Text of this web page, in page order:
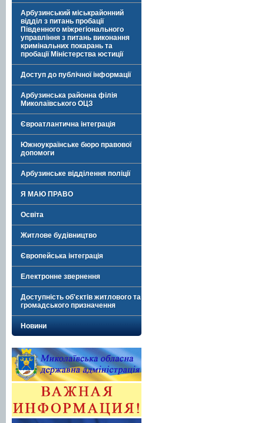
Арбузинський міськрайонний
відділ з питань пробації
Південного міжрегіонального
управління з питань виконання
кримінальних покарань та
пробації Міністерства юстиції
Доступ до публічної інформації
Арбузинська районна філія
Миколаївського ОЦЗ
Євроатлантична інтеграція
Южноукраїнське бюро правової
допомоги
Арбузинське відділення поліції
Я МАЮ ПРАВО
Освіта
Житлове будівництво
Європейська інтеграція
Електронне звернення
Доступність об'єктів житлового та
громадського призначення
Новини